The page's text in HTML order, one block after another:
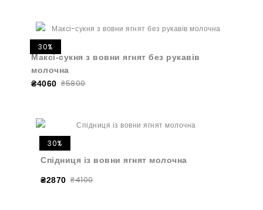
30%
Максі-сукня з вовни ягнят без рукавів
молочна
₴4060 ₴5800
30%
Спідниця із вовни ягнят молочна
₴2870 ₴4100